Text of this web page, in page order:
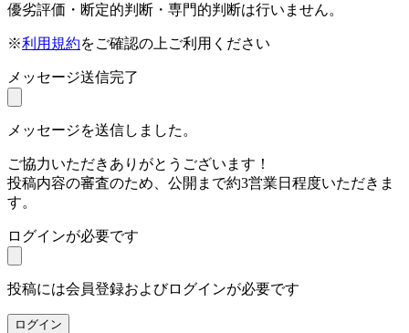
優劣評価・断定的判断・専門的判断は行いません。
※利用規約をご確認の上ご利用ください
メッセージ送信完了
メッセージを送信しました。
ご協力いただきありがとうございます！
投稿内容の審査のため、公開まで約3営業日程度いただきま
す。
ログインが必要です
投稿には会員登録およびログインが必要です
ログイン